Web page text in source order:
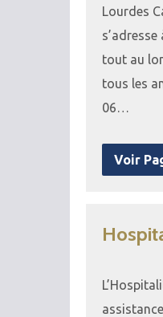
Lourdes
tout au
tous les
06…
Voir